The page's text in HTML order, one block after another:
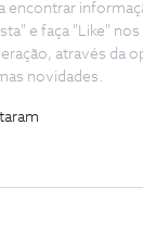
encontrar
e faça "Like"
através da
novidades.